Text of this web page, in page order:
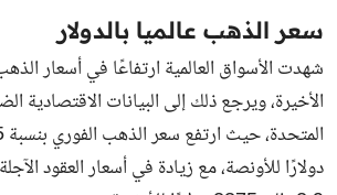
سعر الذهب عالميا بالدولار
شهدت الأسواق العالمية ارتفاعًا في أسعار
الأخيرة، ويرجع ذلك إلى البيانات الاقتصادية
دولارًا للأونصة، مع زيادة في أسعار العقود